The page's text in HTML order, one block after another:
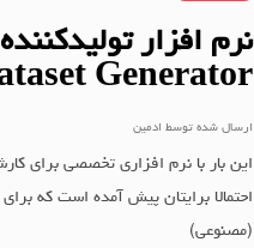
Generator
ارسال شده توسط ادمین
این بار با نرم افزاری تخصصی برای
احتمالا برایتان پیش آمده است که
(مصنوعی)